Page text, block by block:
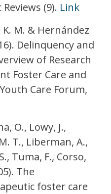
(9). Link
K. M. & Hernández
Delinquency and
of Research
Foster Care and
Care Forum,
O., Lowy, J.,
T., Liberman, A.,
Tuma, F., Corso,
The
foster care